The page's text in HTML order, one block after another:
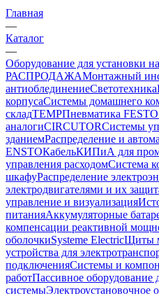
Главная
—
Каталог
—
Оборудование для установки
РАСПРОДАЖАМонтажный
антиоблединениеСветотехника
корпусаСистемы домашнего
складTEMPПневматика
аналогиCIRCUTORСистемы
зданиемРаспределение и
ENSTOКабельКИПиА для
управления расходомСистема
шкафуРаспределение
электродвигателями и их
управление и визуализация
питанияАккумуляторные
компенсации реактивной
оболочкиSysteme ElectricЩиты
устройства для
подключенияСистемы и
работПассивное оборудование
системыЭлектроустановочное